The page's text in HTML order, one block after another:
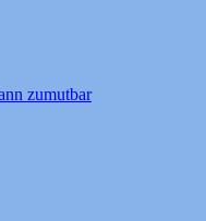
zumutbar